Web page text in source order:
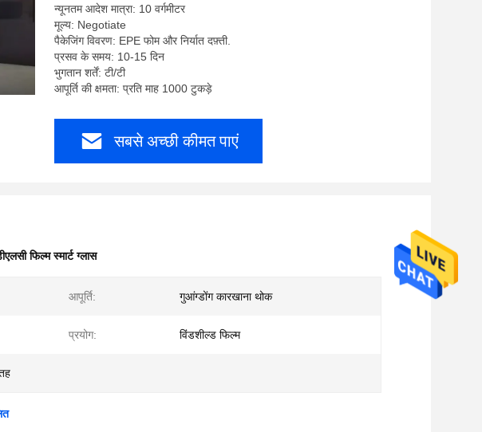
न्यूनतम आदेश मात्रा: 10 वर्गमीटर
मूल्य: Negotiate
पैकेजिंग विवरण: EPE फोम और निर्यात दफ़्ती.
प्रसव के समय: 10-15 दिन
भुगतान शर्तें: टी/टी
आपूर्ति की क्षमता: प्रति माह 1000 टुकड़े
सबसे अच्छी कीमत पाएं
फिल्म स्मार्ट ग्लास
आपूर्ति: गुआंग्डोंग कारखाना थोक
प्रयोग: विंडशील्ड फिल्म